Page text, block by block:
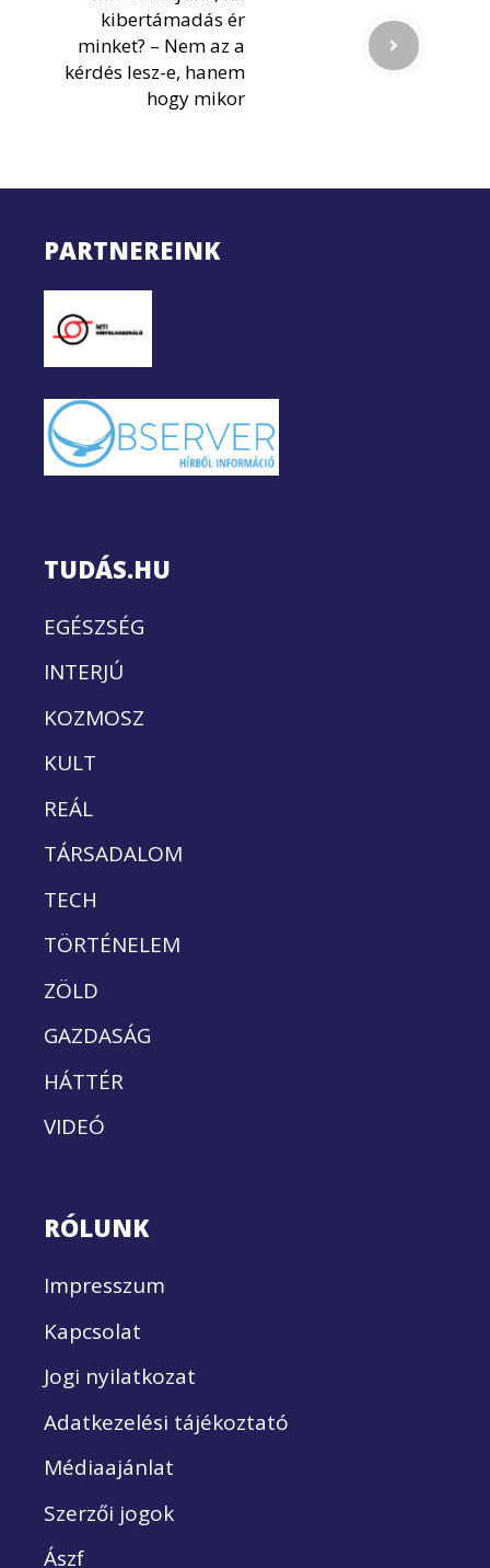
kibertámadás ér
minket? – Nem az a
kérdés lesz-e, hanem
hogy mikor
PARTNEREINK
TUDÁS.HU
EGÉSZSÉG
INTERJÚ
KOZMOSZ
KULT
REÁL
TÁRSADALOM
TECH
TÖRTÉNELEM
ZÖLD
GAZDASÁG
HÁTTÉR
VIDEÓ
RÓLUNK
Impresszum
Kapcsolat
Jogi nyilatkozat
Adatkezelési tájékoztató
Médiaajánlat
Szerzői jogok
Ászf